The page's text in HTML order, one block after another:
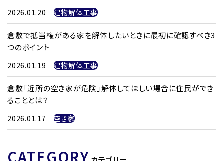
2026.01.20 建物解体工事
倉敷で抵当権がある家を解体したいときに最初に確認すべき3
つのポイント
2026.01.19 建物解体工事
倉敷「近所の空き家が危険」解体してほしい場合に住民ができ
ることとは？
2026.01.17 空き家
CATEGORY